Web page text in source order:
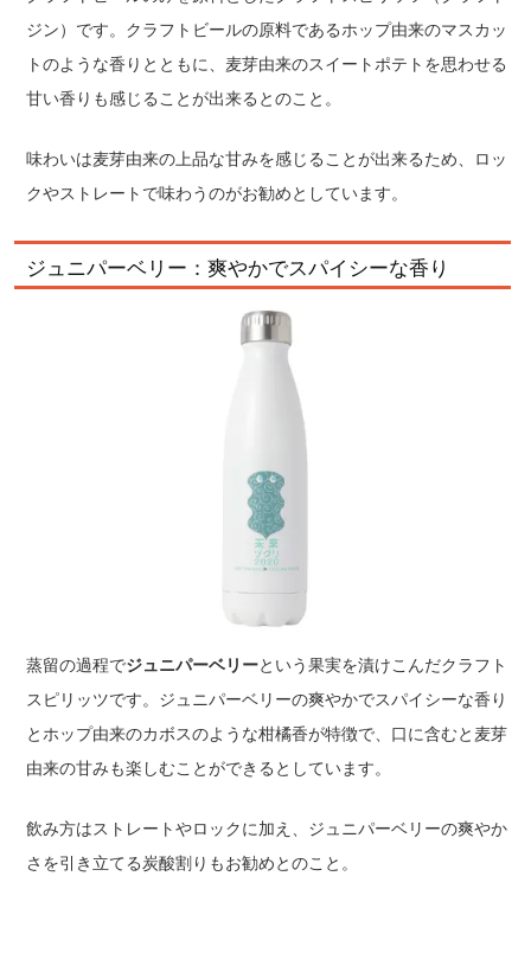
ジン）です。クラフトビールの原料であるホップ由来のマスカッ
トのような香りとともに、麦芽由来のスイートポテトを思わせる
甘い香りも感じることが出来るとのこと。
味わいは麦芽由来の上品な甘みを感じることが出来るため、ロッ
クやストレートで味わうのがお勧めとしています。
ジュニパーベリー：爽やかでスパイシーな香り
蒸留の過程でジュニパーベリーという果実を漬けこんだクラフト
スピリッツです。ジュニパーベリーの爽やかでスパイシーな香り
とホップ由来のカボスのような柑橘香が特徴で、口に含むと麦芽
由来の甘みも楽しむことができるとしています。
飲み方はストレートやロックに加え、ジュニパーベリーの爽やか
さを引き立てる炭酸割りもお勧めとのこと。